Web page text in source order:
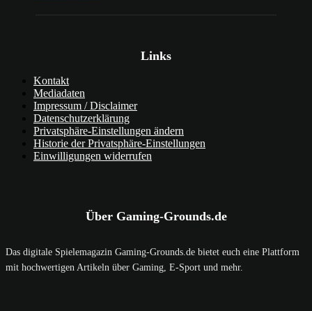
Links
Kontakt
Mediadaten
Impressum / Disclaimer
Datenschutzerklärung
Privatsphäre-Einstellungen ändern
Historie der Privatsphäre-Einstellungen
Einwilligungen widerrufen
Über Gaming-Grounds.de
Das digitale Spielemagazin Gaming-Grounds.de bietet euch eine Plattform
mit hochwertigen Artikeln über Gaming, E-Sport und mehr.